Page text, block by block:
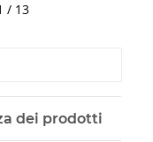
/ 13
dei prodotti